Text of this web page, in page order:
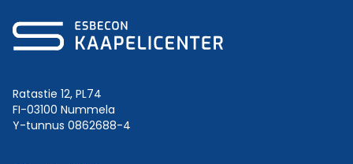
Ratastie 12, PL74
FI-03100 Nummela
Y-tunnus 0862688-4